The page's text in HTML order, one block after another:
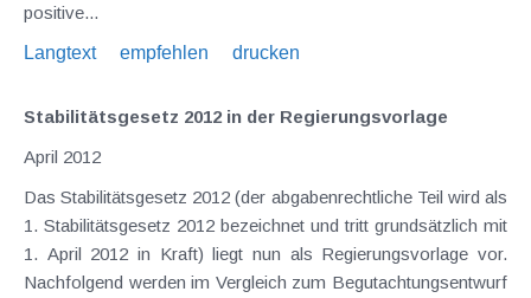
positive...
Langtext
empfehlen drucken
Stabilitätsgesetz 2012 in der Regierungsvorlage
April 2012
Das Stabilitätsgesetz 2012 (der abgabenrechtliche Teil wird als
1. Stabilitätsgesetz 2012 bezeichnet und tritt grundsätzlich mit
1. April 2012 in Kraft) liegt nun als Regierungsvorlage vor.
Nachfolgend werden im Vergleich zum Begutachtungsentwurf